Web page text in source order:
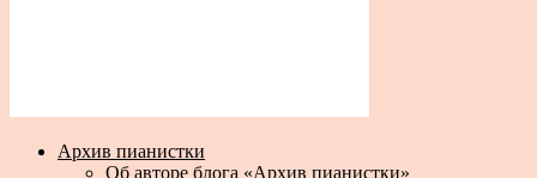
Архив пианистки
Об авторе блога «Архив пианистки»